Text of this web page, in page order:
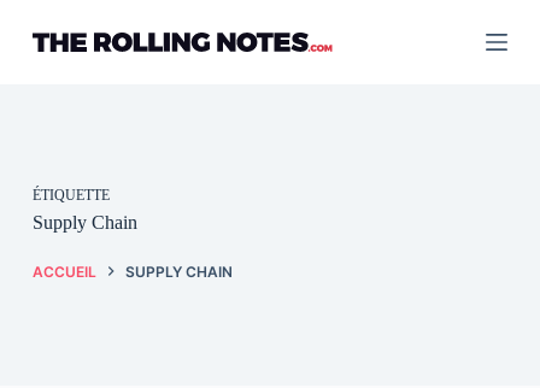
contenu
ÉTIQUETTE
Supply Chain
ACCUEIL SUPPLY CHAIN